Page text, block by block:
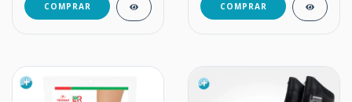
COMPRAR COMPRAR